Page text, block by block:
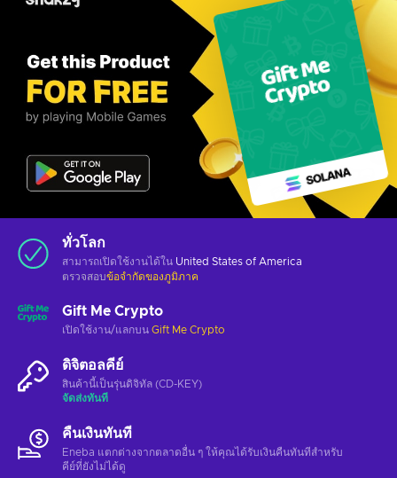
ทั่วโลก
สามารถเปิดใช้งานได้ใน United States of America
ตรวจสอบข้อจำกัดของภูมิภาค
Gift Me Crypto
เปิดใช้งาน/แลกบน Gift Me Crypto
ดิจิตอลคีย์
สินค้านี้เป็นรุ่นดิจิทัล (CD-KEY)
จัดส่งทันที
คืนเงินทันที
Eneba แตกต่างจากตลาดอื่น ๆ ให้คุณได้รับเงินคืนทันทีสําหรับ
คีย์ที่ยังไม่ได้ดู